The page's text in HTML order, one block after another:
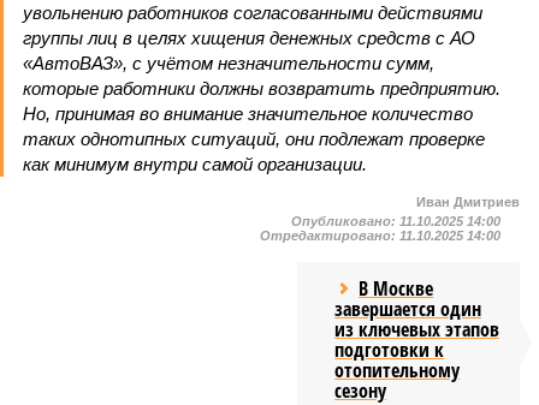
увольнению работников согласованными действиями
группы лиц в целях хищения денежных средств с АО
«АвтоВАЗ», с учётом незначительности сумм,
которые работники должны возвратить предприятию.
Но, принимая во внимание значительное количество
таких однотипных ситуаций, они подлежат проверке
как минимум внутри самой организации.
Иван Дмитриев
Опубликовано: 11.10.2025 14:00
Отредактировано: 11.10.2025 14:00
В Москве
завершается один
из ключевых этапов
подготовки к
отопительному
сезону